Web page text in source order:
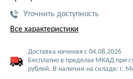
Уточнить доступность
Все характеристики
Доставка начиная с 04.08.2026
Бесплатно в пределах МКАД при
рублей. В наличии на складе: г.